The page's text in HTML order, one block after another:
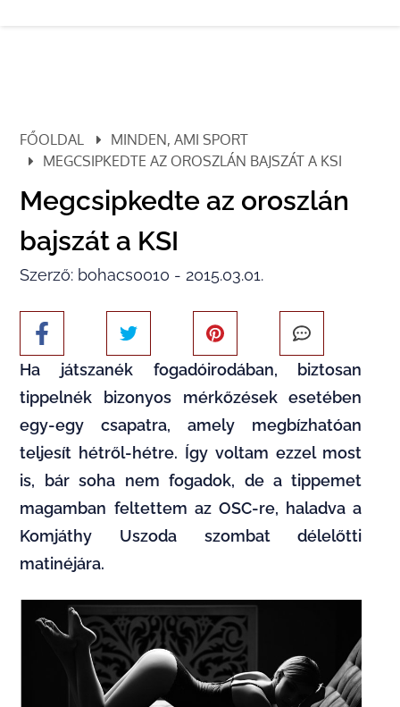
FŐOLDAL
MINDEN, AMI SPORT
MEGCSIPKEDTE AZ OROSZLÁN BAJSZÁT A KSI
Megcsipkedte az oroszlán
bajszát a KSI
Szerző: bohacs0010 - 2015.03.01.
Ha játszanék fogadóirodában, biztosan
tippelnék bizonyos mérkőzések esetében
egy-egy csapatra, amely megbízhatóan
teljesít hétről-hétre. Így voltam ezzel most
is, bár soha nem fogadok, de a tippemet
magamban feltettem az OSC-re, haladva a
Komjáthy Uszoda szombat délelőtti
matinéjára.